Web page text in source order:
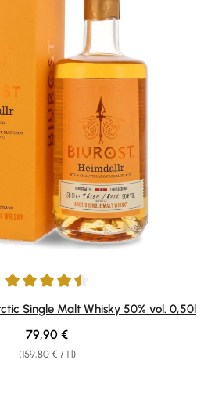
out of 5 stars
Single Malt Whisky 50% vol. 0,50l
(159,80 € / 1 l)
Regular price:
79,90 €